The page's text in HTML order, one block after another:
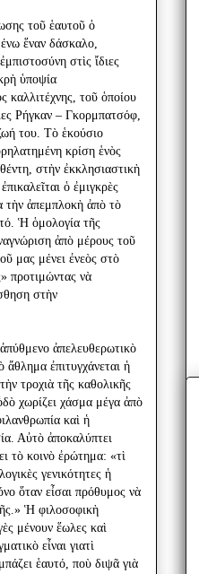
τοῦ ἑαυτοῦ ὁ
ἕναν δάσκαλο,
στὶς ἴδιες
ὑποψία
τοῦ ὁποίου
Ρήγκαν – Γκορμπατσόφ,
του. Τὸ ἑκούσιο
κρίση ἑνὸς
στὴν ἐκκλησιαστικὴ
ὁ ἐμιγκρὲς
τὴν ἀπεμπλοκὴ ἀπὸ τὸ
Ἡ ὁμολογία τῆς
ἀπὸ μέρους τοῦ
μας μένει ἐνεὸς στὸ
προτιμώντας νὰ
στὴν
ἀπελευθερωτικὸ
ἐπιτυγχάνεται ἡ
τροχιὰ τῆς καθολικῆς
χωρίζει χάσμα μέγα ἀπὸ
καὶ ἡ
Αὐτὸ ἀποκαλύπτει
τὸ κοινὸ ἐρώτημα: «τὶ
γενικότητες ἡ
ὅταν εἶσαι πρόθυμος νὰ
Ἡ φιλοσοφικὴ
μένουν ἕωλες καὶ
εἶναι γιατὶ
ἑαυτό, ποὺ διψᾶ γιὰ